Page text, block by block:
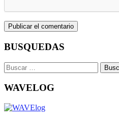
BUSQUEDAS
Buscar:
WAVELOG